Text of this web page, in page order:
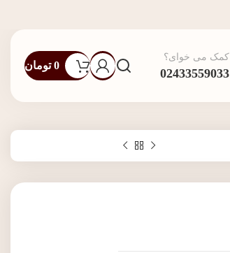
کمک می خوای؟
02433559033
0 تومان